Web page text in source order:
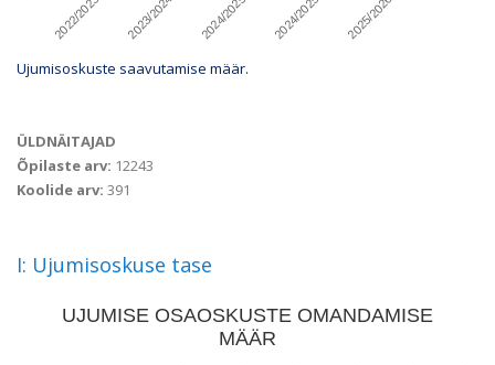
Ujumisoskuste saavutamise määr.
ÜLDNÄITAJAD
Õpilaste arv: 12243
Koolide arv: 391
I: Ujumisoskuse tase
UJUMISE OSAOSKUSTE OMANDAMISE
MÄÄR